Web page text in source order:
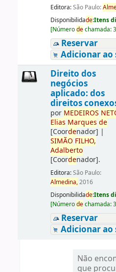
Editora:São Paulo:
Disponibilidade:Itens
[Númerodechamada:
Reservar
Adicionar ao
Direito dos
negócios
aplicado: dos
direitos
por MEDEIROS
Elias Marques de
[Coordenador] |
SIMÃO FILHO,
Adalberto
[Coordenador].
Editora:São Paulo:
Almedina,2016
Disponibilidade:Itens
[Númerodechamada:
Reservar
Adicionar ao
Não
que